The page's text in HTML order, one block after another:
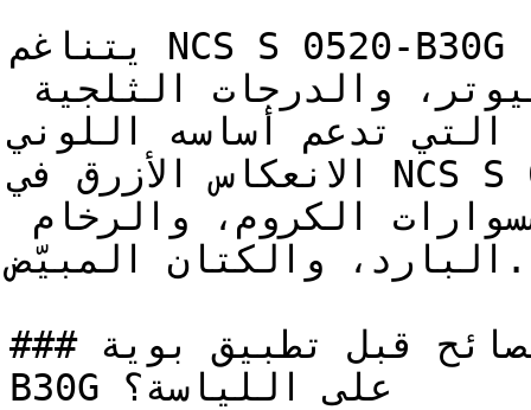
يتناغم NCS S 0520-B30G مع الدرجات الباردة الأخرى —
التي تدعم أساسه اللوني.
الانعكاس الأزرق في NCS S 0520-B30G يجعله يتكامل
البارد، والكتان المبيّض.
### ما هي أهم النصائح قبل تطبيق بوية NCS S 0520-
B30G على اللياسة؟